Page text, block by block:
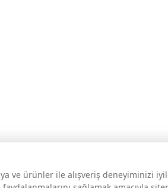
ve ürünler ile alışveriş deneyiminizi